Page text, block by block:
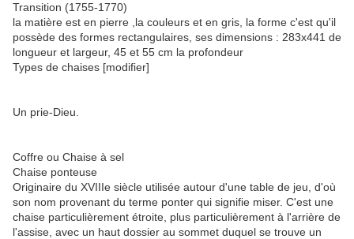
Transition (1755-1770)
la matière est en pierre ,la couleurs et en gris, la forme c'est qu'il
possède des formes rectangulaires, ses dimensions : 283x441 de
longueur et largeur, 45 et 55 cm la profondeur
Types de chaises [modifier]
Un prie-Dieu.
Coffre ou Chaise à sel
Chaise ponteuse
Originaire du XVIIIe siècle utilisée autour d'une table de jeu, d'où
son nom provenant du terme ponter qui signifie miser. C'est une
chaise particulièrement étroite, plus particulièrement à l'arrière de
l'assise, avec un haut dossier au sommet duquel se trouve un